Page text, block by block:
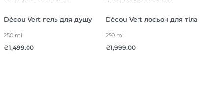
Décou Vert гель для душу
250 ml
₴1,499.00
Décou Vert лосьон для тіла
250 ml
₴1,999.00